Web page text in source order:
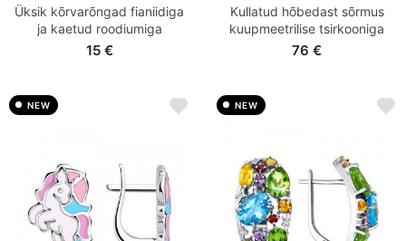
Üksik kõrvarõngad fianiidiga
ja kaetud roodiumiga
15 €
Kullatud hõbedast sõrmus
kuupmeetrilise tsirkooniga
76 €
NEW NEW